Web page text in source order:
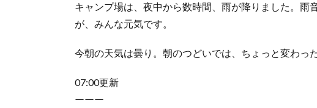
キャンプ場は、夜中から数時間、雨が降りました。雨
が、みんな元気です。
今朝の天気は曇り。朝のつどいでは、ちょっと変わっ
07:00更新
ーーー